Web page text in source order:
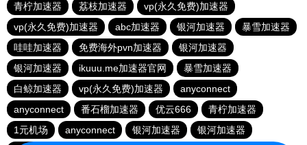
青柠加速器
荔枝加速器
vp(永久免费)加速器
vp(永久免费)加速器
abc加速器 银河加速器
暴雪加速器
哇哇加速器
免费海外pvn加速器
银河加速器
银河加速器
ikuuu.me加速器官网
暴雪加速器
白鲸加速器
vp(永久免费)加速器
anyconnect
anyconnect
番石榴加速器 优云666
青柠加速器
1元机场
anyconnect 银河加速器 银河加速器